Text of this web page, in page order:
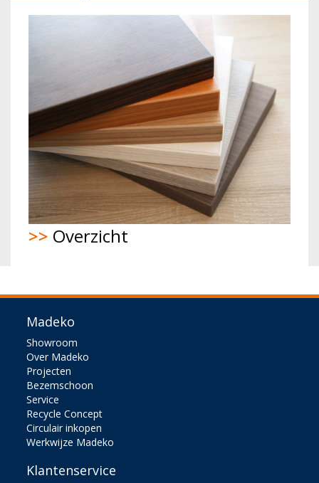
>> Overzicht
Madeko
Showroom
Over Madeko
Projecten
Bezemschoon
Service
Recycle Concept
Circulair inkopen
Werkwijze Madeko
Klantenservice